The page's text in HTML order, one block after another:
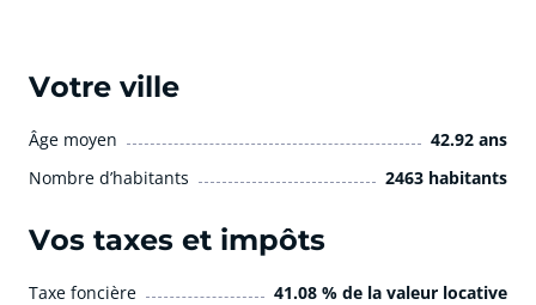
Votre ville
Âge moyen
42.92 ans
Nombre d’habitants
2463 habitants
Vos taxes et impôts
Taxe foncière
41.08 % de la valeur locative